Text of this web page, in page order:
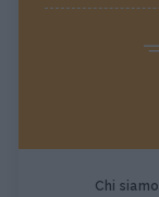
Chi siamo